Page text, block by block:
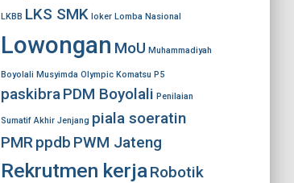
LKBB LKS SMK loker Lomba Nasional
Lowongan MoU Muhammadiyah
Boyolali Musyimda Olympic Komatsu P5
paskibraPDM Boyolali Penilaian
Sumatif Akhir Jenjang piala soeratin
PMRppdb PWM Jateng
Rekrutmen kerjaRobotik